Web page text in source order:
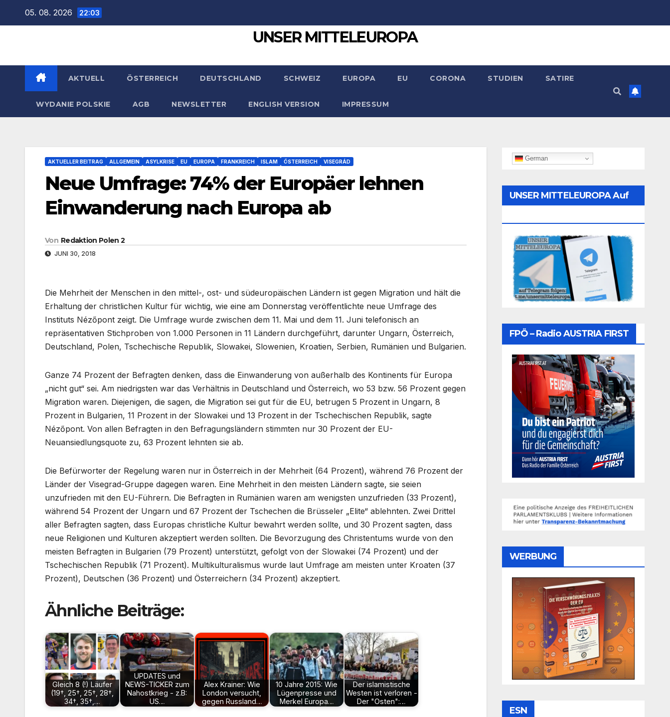
05. 08. 2026 22:03
UNSER MITTELEUROPA
AKTUELL ÖSTERREICH DEUTSCHLAND SCHWEIZ EUROPA EU CORONA STUDIEN SATIRE
WYDANIE POLSKIE AGB NEWSLETTER ENGLISH VERSION IMPRESSUM
AKTUELLER BEITRAG ALLGEMEIN ASYLKRISE EU EUROPA FRANKREICH ISLAM ÖSTERREICH VISEGRÁD
Neue Umfrage: 74% der Europäer lehnen
Einwanderung nach Europa ab
Von Redaktion Polen 2
JUNI 30, 2018
Die Mehrheit der Menschen in den mittel-, ost- und südeuropäischen Ländern ist gegen Migration und hält die
Erhaltung der christlichen Kultur für wichtig, wie eine am Donnerstag veröffentlichte neue Umfrage des
Instituts Nézőpont zeigt. Die Umfrage wurde zwischen dem 11. Mai und dem 11. Juni telefonisch an
repräsentativen Stichproben von 1.000 Personen in 11 Ländern durchgeführt, darunter Ungarn, Österreich,
Deutschland, Polen, Tschechische Republik, Slowakei, Slowenien, Kroatien, Serbien, Rumänien und Bulgarien.
Ganze 74 Prozent der Befragten denken, dass die Einwanderung von außerhalb des Kontinents für Europa
„nicht gut“ sei. Am niedrigsten war das Verhältnis in Deutschland und Österreich, wo 53 bzw. 56 Prozent gegen
Migration waren. Diejenigen, die sagen, die Migration sei gut für die EU, betrugen 5 Prozent in Ungarn, 8
Prozent in Bulgarien, 11 Prozent in der Slowakei und 13 Prozent in der Tschechischen Republik, sagte
Nézőpont. Von allen Befragten in den Befragungsländern stimmten nur 30 Prozent der EU-
Neuansiedlungsquote zu, 63 Prozent lehnten sie ab.
Die Befürworter der Regelung waren nur in Österreich in der Mehrheit (64 Prozent), während 76 Prozent der
Länder der Visegrad-Gruppe dagegen waren. Eine Mehrheit in den meisten Ländern sagte, sie seien
unzufrieden mit den EU-Führern. Die Befragten in Rumänien waren am wenigsten unzufrieden (33 Prozent),
während 54 Prozent der Ungarn und 67 Prozent der Tschechen die Brüsseler „Elite“ ablehnten. Zwei Drittel
aller Befragten sagten, dass Europas christliche Kultur bewahrt werden sollte, und 30 Prozent sagten, dass
neue Religionen und Kulturen akzeptiert werden sollten. Die Bevorzugung des Christentums wurde von den
meisten Befragten in Bulgarien (79 Prozent) unterstützt, gefolgt von der Slowakei (74 Prozent) und der
Tschechischen Republik (71 Prozent). Multikulturalismus wurde laut Umfrage am meisten unter Kroaten (37
Prozent), Deutschen (36 Prozent) und Österreichern (34 Prozent) akzeptiert.
Ähnliche Beiträge:
Gleich 8 (!) Läufer
(19†, 25†, 25†, 28†,
34†, 35†,…
UPDATES und
NEWS-TICKER zum
Nahostkrieg - z.B:
US…
Alex Krainer: Wie
London versucht,
gegen Russland…
10 Jahre 2015: Wie
Lügenpresse und
Merkel Europa…
Der islamistische
Westen ist verloren -
Der "Osten":…
German
UNSER MITTELEUROPA Auf
FPÖ – Radio AUSTRIA FIRST
WERBUNG
ESN